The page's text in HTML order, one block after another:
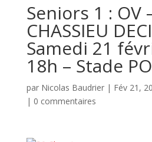
Seniors 1 : OV
CHASSIEU
Samedi 21
18h – Stade
par Nicolas Baudrier| Fév 21,
| 0 commentaires